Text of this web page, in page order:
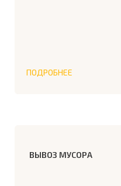
ПОДРОБНЕЕ
ВЫВОЗ МУСОРА